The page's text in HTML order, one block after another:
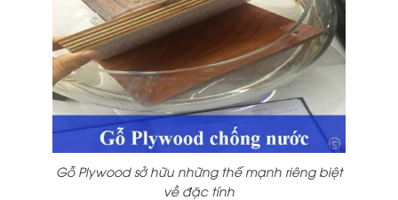
Gỗ Plywood sở hữu những thế mạnh riêng biệt
về đặc tính